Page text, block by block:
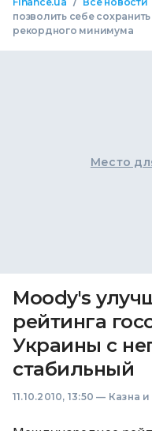
позволить себе
рекордного минимума
Место
Moody's
рейтинга
Украины с
стабильный
11.10.2010, 13:50 — Казна